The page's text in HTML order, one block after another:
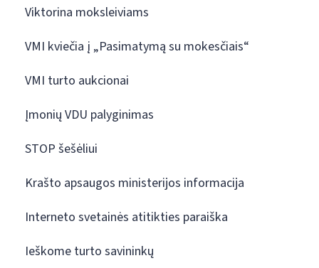
Viktorina moksleiviams
VMI kviečia į „Pasimatymą su mokesčiais“
VMI turto aukcionai
Įmonių VDU palyginimas
STOP šešėliui
Krašto apsaugos ministerijos informacija
Interneto svetainės atitikties paraiška
Ieškome turto savininkų